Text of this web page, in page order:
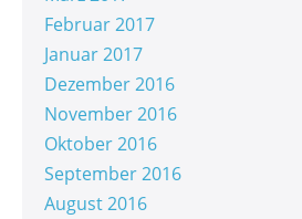
Februar 2017
Januar 2017
Dezember 2016
November 2016
Oktober 2016
September 2016
August 2016